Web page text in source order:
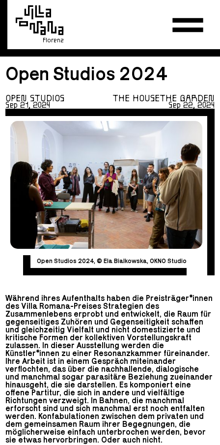
Florenz
Open Studios 2024
OPEN STUDIOS THE HOUSETHE GARDEN
Sep 21, 2024 Sep 22, 2024
Open Studios 2024, © Ela Bialkowska, OKNO Studio
Während ihres Aufenthalts haben die Preisträger*innen
des Villa Romana-Preises Strategien des
Zusammenlebens erprobt und entwickelt, die Raum für
gegenseitiges Zuhören und Gegenseitigkeit schaffen
und gleichzeitig Vielfalt und nicht domestizierte und
kritische Formen der kollektiven Vorstellungskraft
zulassen. In dieser Ausstellung werden die
Künstler*innen zu einer Resonanzkammer füreinander.
Ihre Arbeit ist in einem Gespräch miteinander
verflochten, das über die nachhallende, dialogische
und manchmal sogar parasitäre Beziehung zueinander
hinausgeht, die sie darstellen. Es komponiert eine
offene Partitur, die sich in andere und vielfältige
Richtungen verzweigt. In Bahnen, die manchmal
erforscht sind und sich manchmal erst noch entfalten
werden. Konfabulationen zwischen dem privaten und
dem gemeinsamen Raum ihrer Begegnungen, die
möglicherweise einfach unterbrochen werden, bevor
sie etwas hervorbringen. Oder auch nicht.